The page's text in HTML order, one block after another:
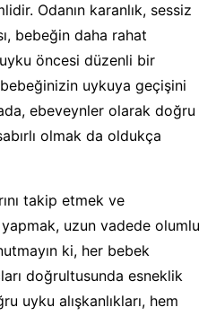
Odanın karanlık, sessiz
bebeğin daha rahat
uyku öncesi düzenli bir
uykuya geçişini
ebeveynler olarak doğru
olmak da oldukça
takip etmek ve
uzun vadede olumlu
ki, her bebek
doğrultusunda esneklik
uyku alışkanlıkları, hem